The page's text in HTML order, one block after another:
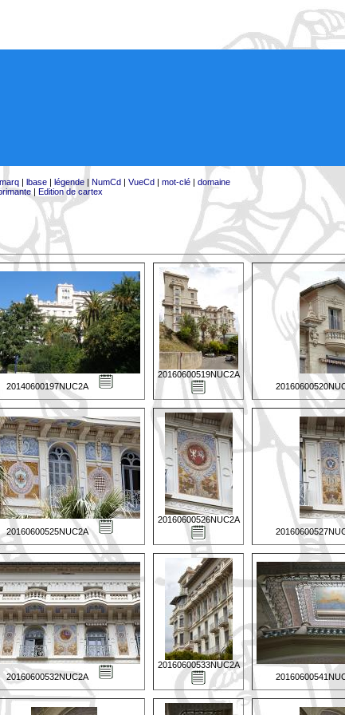
| lbase| légende| NumCd| VueCd| mot-clé| domaine
| Edition de cartex
20140600197NUC2A
20160600519NUC2A
20160600525NUC2A
20160600526NUC2A
20160600532NUC2A
20160600533NUC2A